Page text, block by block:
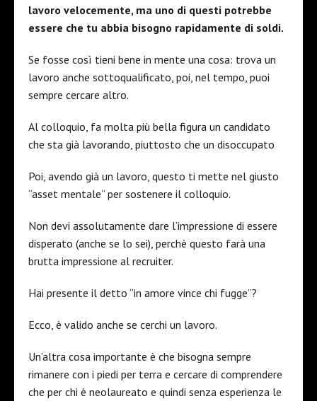
lavoro velocemente, ma uno di questi potrebbe
essere che tu abbia bisogno rapidamente di soldi.
Se fosse così tieni bene in mente una cosa: trova un
lavoro anche sottoqualificato, poi, nel tempo, puoi
sempre cercare altro.
Al colloquio, fa molta più bella figura un candidato
che sta già lavorando, piuttosto che un disoccupato
Poi, avendo già un lavoro, questo ti mette nel giusto
“asset mentale” per sostenere il colloquio.
Non devi assolutamente dare l’impressione di essere
disperato (anche se lo sei), perchè questo farà una
brutta impressione al recruiter.
Hai presente il detto “in amore vince chi fugge”?
Ecco, è valido anche se cerchi un lavoro.
Un’altra cosa importante è che bisogna sempre
rimanere con i piedi per terra e cercare di comprendere
che per chi è neolaureato e quindi senza esperienza le